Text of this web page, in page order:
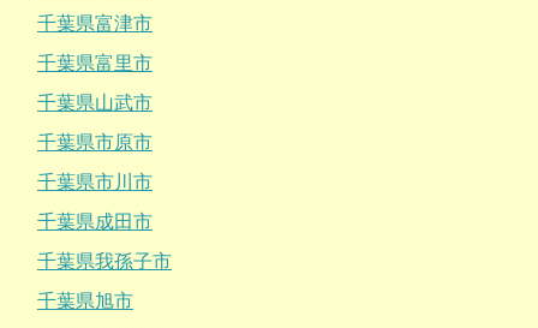
千葉県富津市
千葉県富里市
千葉県山武市
千葉県市原市
千葉県市川市
千葉県成田市
千葉県我孫子市
千葉県旭市